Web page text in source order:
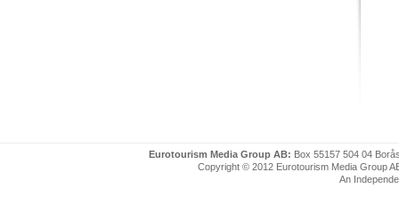
Eurotourism Media Group AB: Box 55157 504 04
Copyright © 2012 Eurotourism Media Group
An